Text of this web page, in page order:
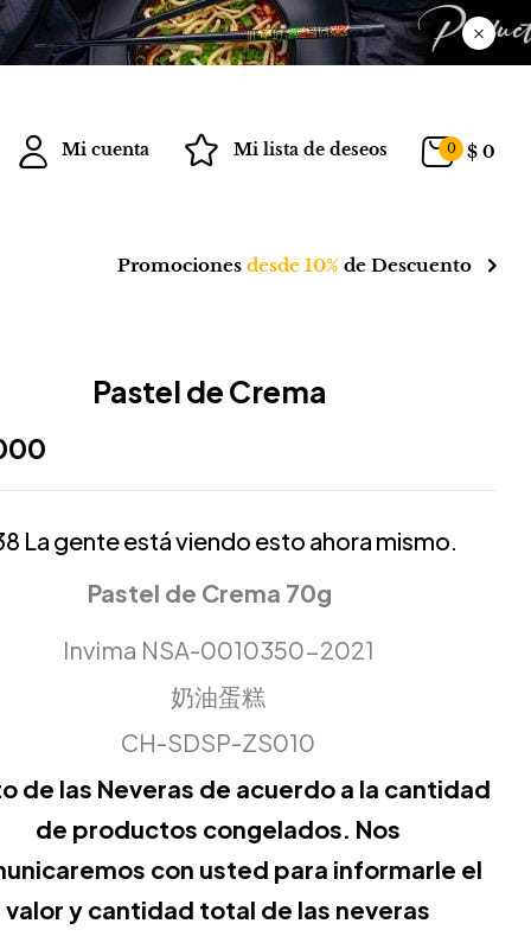
Mi cuenta Mi lista de deseos 0 $ 0
Promociones desde 10% de Descuento
Pastel de Crema
La gente está viendo esto ahora mismo.
Pastel de Crema 70g
Invima NSA-0010350-2021
奶油蛋糕
CH-SDSP-ZS010
de las Neveras de acuerdo a la cantidad
de productos congelados. Nos
con usted para informarle el
valor y cantidad total de las neveras